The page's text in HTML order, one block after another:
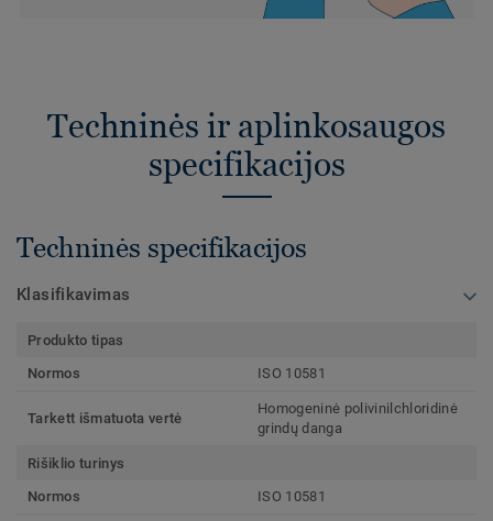
Techninės ir aplinkosaugos
specifikacijos
Techninės specifikacijos
Klasifikavimas
Produkto tipas
Normos
ISO 10581
Tarkett išmatuota vertė
Homogeninė polivinilchloridinė
grindų danga
Rišiklio turinys
Normos
ISO 10581